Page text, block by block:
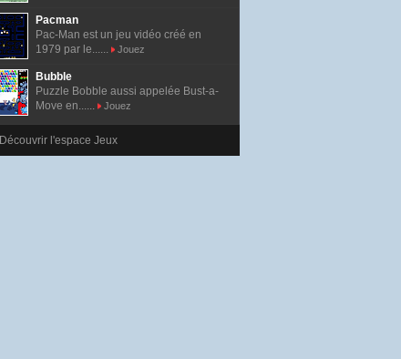
Pacman
Pac-Man est un jeu vidéo créé en
1979 par le......
Jouez
Bubble
Puzzle Bobble aussi appelée Bust-a-
Move en......
Jouez
Découvrir l'espace Jeux